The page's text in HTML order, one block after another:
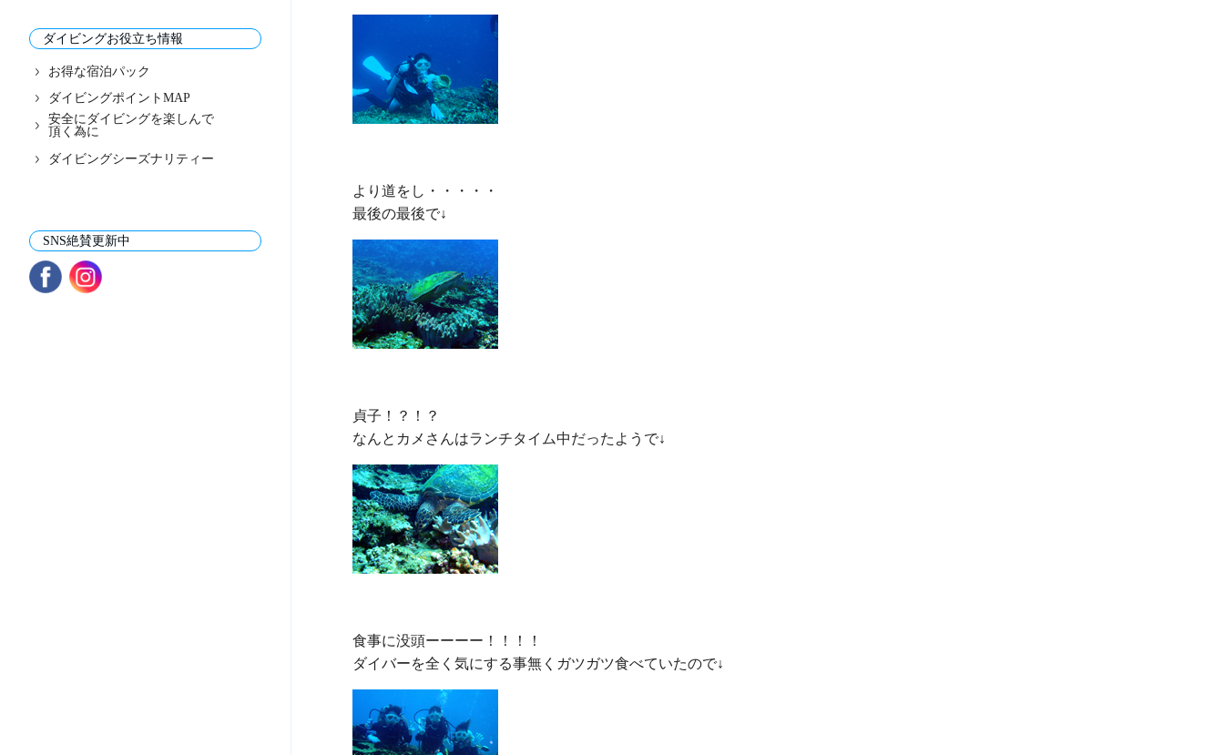
ダイビングお役立ち情報
お得な宿泊パック
ダイビングポイントMAP
安全にダイビングを楽しんで
頂く為に
ダイビングシーズナリティー
SNS絶賛更新中
より道をし・・・・・
貞子！？！？
食事に没頭ーーーー！！！！